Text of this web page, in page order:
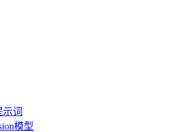
示词
模型